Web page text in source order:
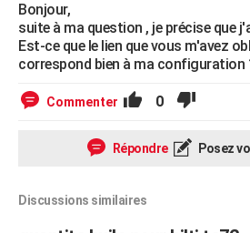
Bonjour,
suite à ma question , je précise que
Est-ce que le lien que vous m'avez
correspond bien à ma configuration
Commenter 0
Répondre Posez
Discussions similaires